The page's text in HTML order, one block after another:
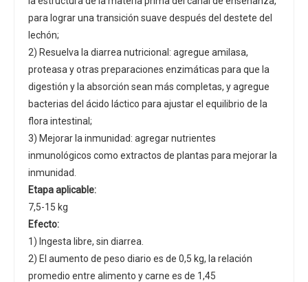
para lograr una transición suave después del destete del
lechón;
2) Resuelva la diarrea nutricional: agregue amilasa,
proteasa y otras preparaciones enzimáticas para que la
digestión y la absorción sean más completas, y agregue
bacterias del ácido láctico para ajustar el equilibrio de la
flora intestinal;
3) Mejorar la inmunidad: agregar nutrientes
inmunológicos como extractos de plantas para mejorar la
inmunidad.
Etapa aplicable:
7,5-15 kg
Efecto:
1) Ingesta libre, sin diarrea.
2) El aumento de peso diario es de 0,5 kg, la relación
promedio entre alimento y carne es de 1,45